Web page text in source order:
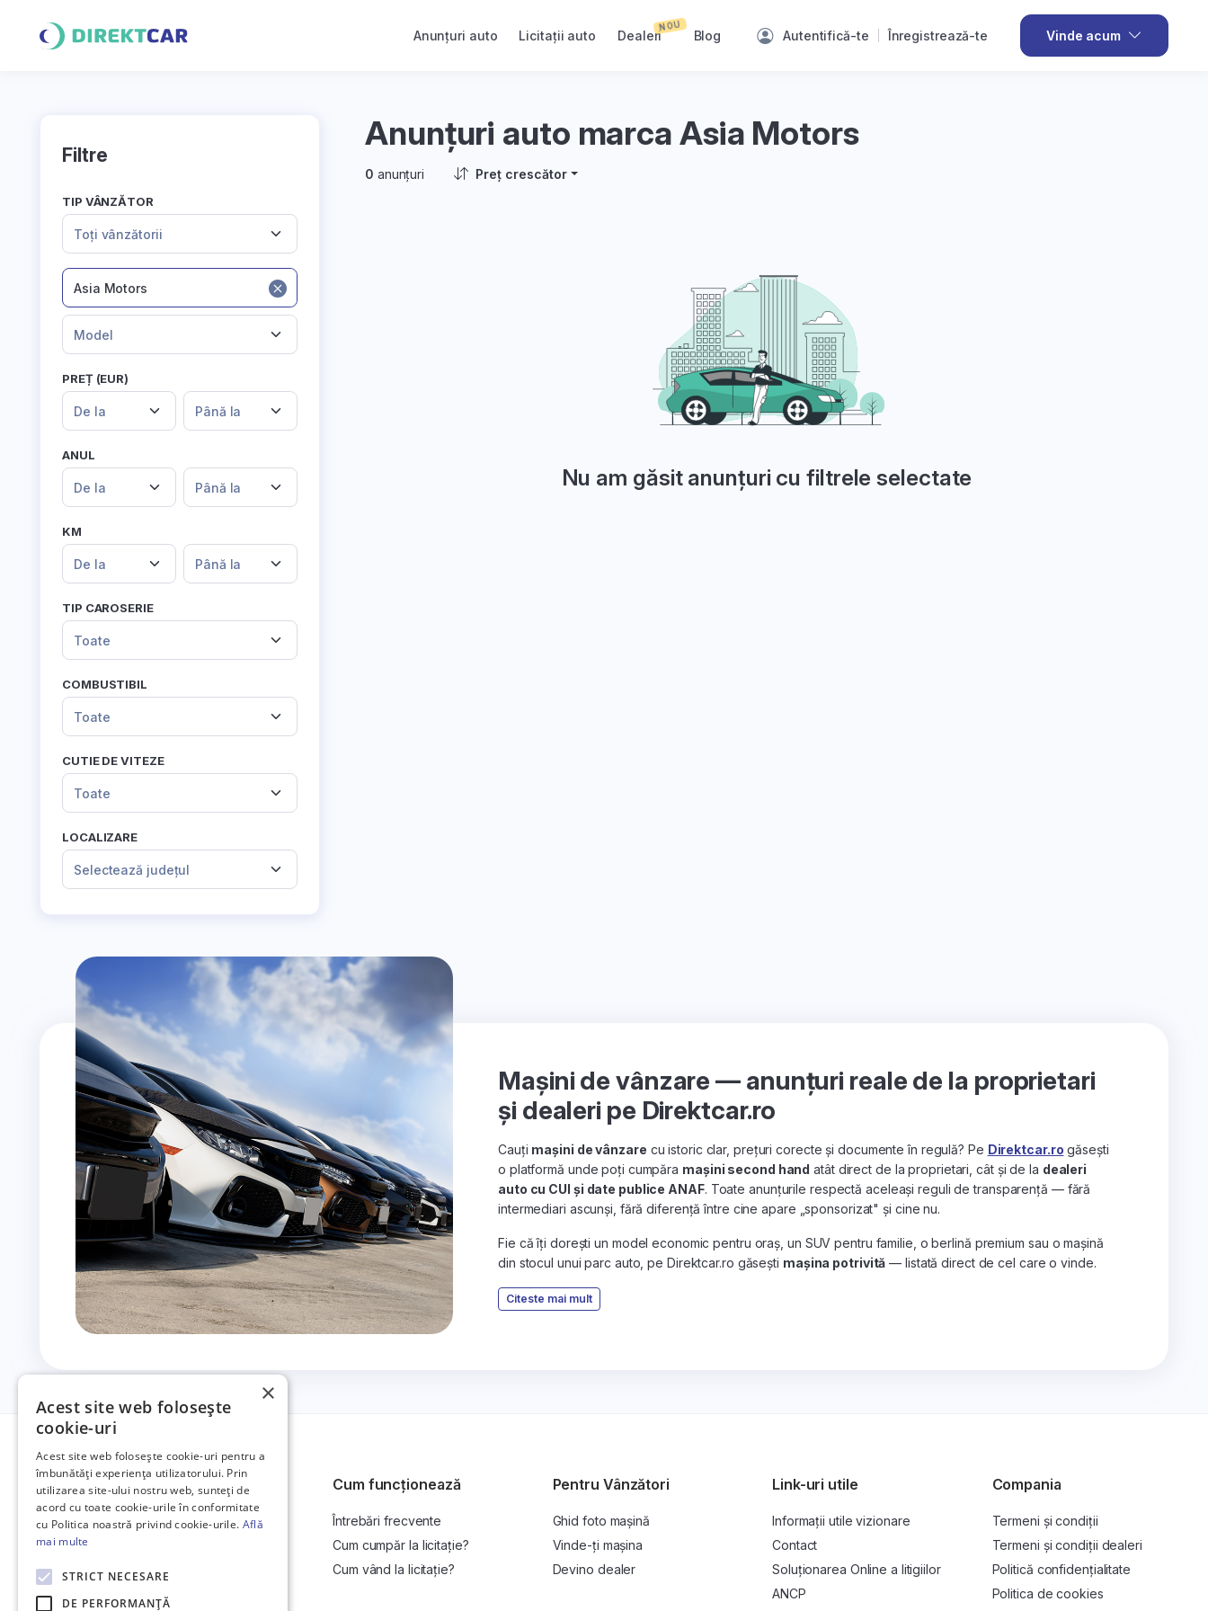
Anunțuri auto Licitații auto Dealeri
NOU
Blog Autentifică-te Înregistrează-te Vinde acum
Filtre
TIP VÂNZĂTOR
Toți vânzătorii
Asia Motors
Model
PREȚ (EUR)
De la Până la
ANUL
De la Până la
KM
De la Până la
TIP CAROSERIE
Toate
COMBUSTIBIL
Toate
CUTIE DE VITEZE
Toate
LOCALIZARE
Selectează județul
Anunțuri auto marca Asia Motors
0 anunțuri Preț crescător
Nu am găsit anunțuri cu filtrele selectate
Mașini de vânzare — anunțuri reale de la proprietari
și dealeri pe Direktcar.ro
Cauți mașini de vânzare cu istoric clar, prețuri corecte și documente în regulă? Pe Direktcar.ro găsești
o platformă unde poți cumpăra mașini second hand atât direct de la proprietari, cât și de la dealeri
auto cu CUI și date publice ANAF. Toate anunțurile respectă aceleași reguli de transparență — fără
intermediari ascunși, fără diferență între cine apare „sponsorizat" și cine nu.
Fie că îți dorești un model economic pentru oraș, un SUV pentru familie, o berlină premium sau o mașină
din stocul unui parc auto, pe Direktcar.ro găsești mașina potrivită — listată direct de cel care o vinde.
Citeste mai mult
Platformă de anunțuri auto și licitații
auto online.
Cum funcționează
Întrebări frecvente
Cum cumpăr la licitație?
Cum vând la licitație?
Pentru Vânzători
Ghid foto mașină
Vinde-ți mașina
Devino dealer
Link-uri utile
Informații utile vizionare
Contact
Soluționarea Online a litigiilor
ANCP
Compania
Termeni și condiții
Termeni și condiții dealeri
Politică confidențialitate
Politica de cookies
×
Acest site web folosește
cookie-uri
Acest site web folosește cookie-uri pentru a
îmbunătăți experiența utilizatorului. Prin
utilizarea site-ului nostru web, sunteți de
acord cu toate cookie-urile în conformitate
cu Politica noastră privind cookie-urile. Află
mai multe
STRICT NECESARE
DE PERFORMANȚĂ